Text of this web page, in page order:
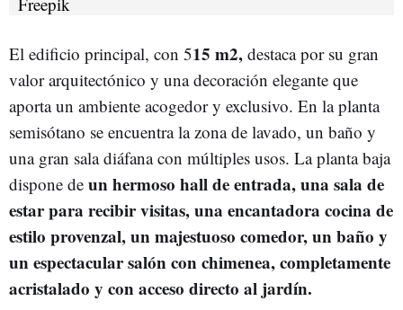
El edificio principal, con 515 m2, destaca por su gran
valor arquitectónico y una decoración elegante que
aporta un ambiente acogedor y exclusivo. En la planta
semisótano se encuentra la zona de lavado, un baño y
una gran sala diáfana con múltiples usos. La planta baja
dispone de un hermoso hall de entrada, una sala de
estar para recibir visitas, una encantadora cocina de
estilo provenzal, un majestuoso comedor, un baño y
un espectacular salón con chimenea, completamente
acristalado y con acceso directo al jardín.